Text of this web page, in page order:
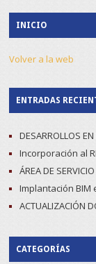
INICIO
Volver a la web
ENTRADAS
DESARROLLOS
Incorporación al
ÁREA DE
Implantación BIM
ACTUALIZACIÓN
CATEGORÍAS